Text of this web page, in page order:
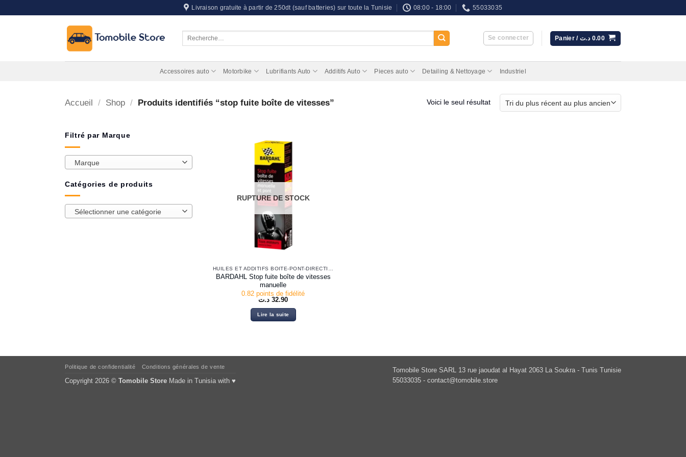
au
Livraison gratuite à partir de 250dt (sauf batteries) sur toute la Tunisie 08:00 - 18:00 55033035
Se connecter Panier / 0.00 د.ت
Accessoires auto Motorbike Lubrifiants Auto Additifs Auto Pieces auto Detailing & Nettoyage Industriel
Accueil / Shop / Produits identifiés “stop fuite boîte de vitesses” Voici le seul résultat
Filtré par Marque
Marque
Catégories de produits
Sélectionner une catégorie
RUPTURE DE STOCK
BARDAHL Stop fuite boîte de vitesses
manuelle
0.82 points de fidélité
32.90 د.ت
Lire la suite
Tomobile Store SARL 13 rue jaoudat al Hayat 2063 La Soukra - Tunis Tunisie
55033035 - contact@tomobile.store
Politique de confidentialité Conditions générales de vente
Copyright 2026 © Tomobile Store Made in Tunisia with ♥